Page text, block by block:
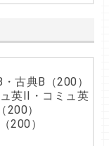
古典B（200）
英II・コミュ英
200）
200）